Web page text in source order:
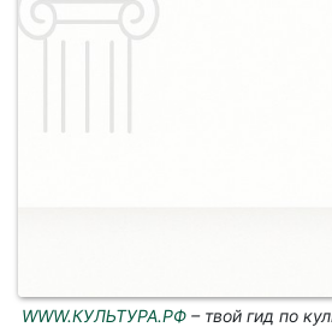
WWW.КУЛЬТУРА.РФ– твой гид по